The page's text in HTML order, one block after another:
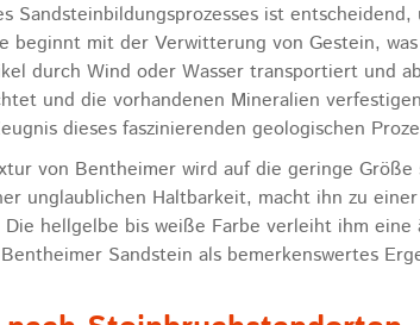
Sandsteinbildungsprozesses ist
beginnt mit der Verwitterung von Gestein,
durch Wind oder Wasser transportiert und
und die vorhandenen Mineralien
dieses faszinierenden geologischen
von Bentheimer wird auf die geringe
unglaublichen Haltbarkeit, macht ihn zu
hellgelbe bis weiße Farbe verleiht ihm
Sandstein als bemerkenswertes